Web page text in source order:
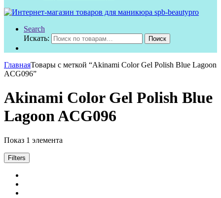
Search
Искать:
Поиск
ГлавнаяТовары с меткой “Akinami Color Gel Polish Blue Lagoon
AСG096”
Akinami Color Gel Polish Blue
Lagoon AСG096
Показ 1 элемента
Filters